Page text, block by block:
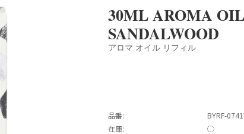
30ML AROMA
SANDALWOOD
アロマ オイル リフィル
品番:
BYRF-
在庫:
◯